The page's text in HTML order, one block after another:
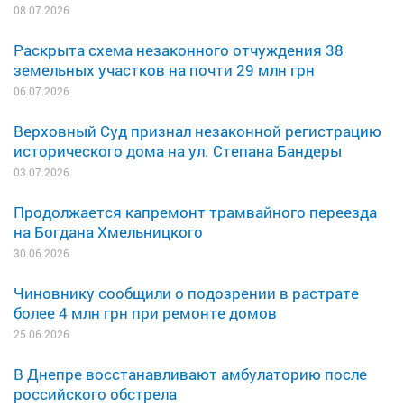
08.07.2026
Раскрыта схема незаконного отчуждения 38
земельных участков на почти 29 млн грн
06.07.2026
Верховный Суд признал незаконной регистрацию
исторического дома на ул. Степана Бандеры
03.07.2026
Продолжается капремонт трамвайного переезда
на Богдана Хмельницкого
30.06.2026
Чиновнику сообщили о подозрении в растрате
более 4 млн грн при ремонте домов
25.06.2026
В Днепре восстанавливают амбулаторию после
российского обстрела